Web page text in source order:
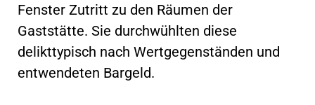
Fenster Zutritt zu den Räumen der
Gaststätte. Sie durchwühlten diese
delikttypisch nach Wertgegenständen und
entwendeten Bargeld.